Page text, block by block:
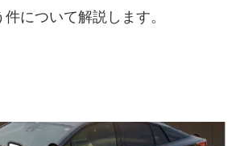
について解説します。